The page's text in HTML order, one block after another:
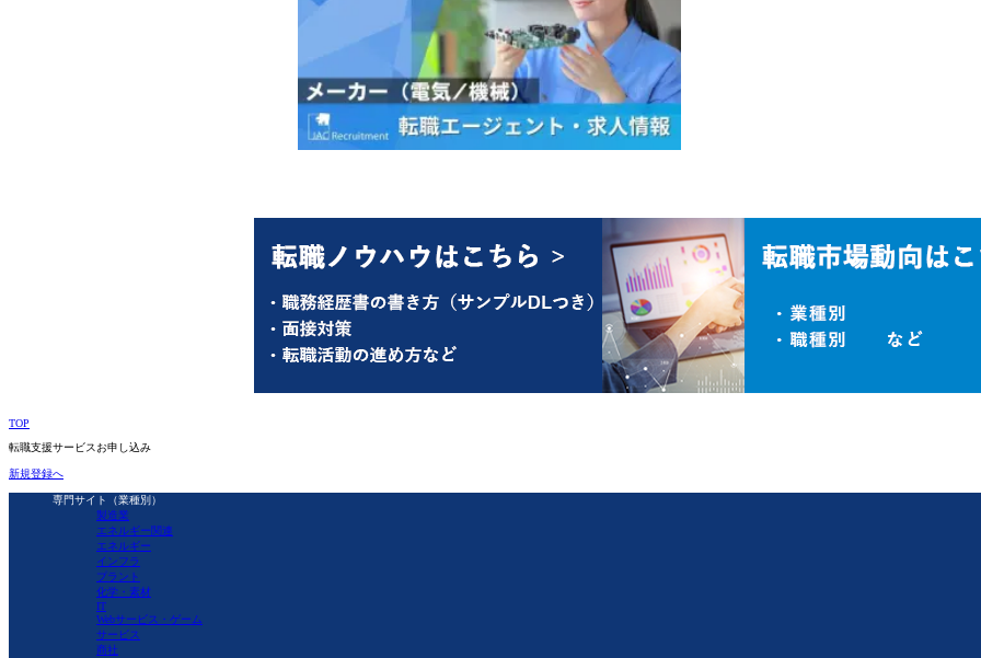
TOP
転職支援サービスお申し込み
新規登録へ
専門サイト（業種別）
製造業
エネルギー関連
エネルギー
インフラ
プラント
化学・素材
IT
Webサービス・ゲーム
サービス
商社